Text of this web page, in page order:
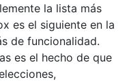
la lista más
es el siguiente en la
de funcionalidad.
es el hecho de que